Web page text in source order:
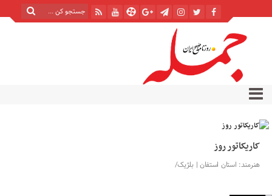
کاریکاتور روز
هنرمند: استان استفان | بلژیک/